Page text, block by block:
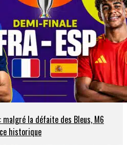
malgré la défaite des Bleus, M6
historique